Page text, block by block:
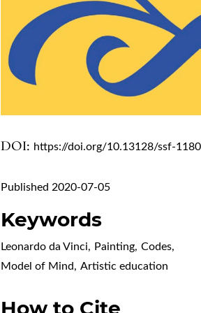
DOI: https://doi.org/10.13128/ssf-
Published 2020-07-05
Keywords
Leonardo da Vinci, Painting, Codes,
Model of Mind, Artistic education
How to Cite